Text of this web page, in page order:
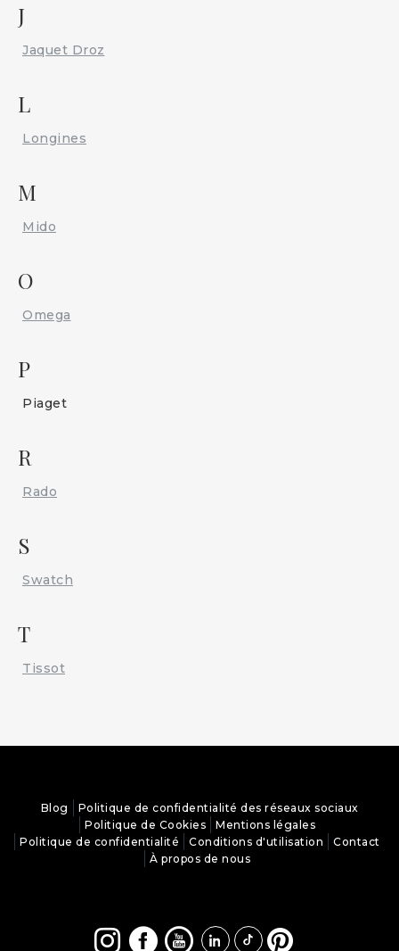
J
Jaquet Droz
L
Longines
M
Mido
O
Omega
P
Piaget
R
Rado
S
Swatch
T
Tissot
Blog
Politique de confidentialité des réseaux sociaux
Politique de Cookies
Mentions légales
Politique de confidentialité
Conditions d'utilisation
Contact
À propos de nous